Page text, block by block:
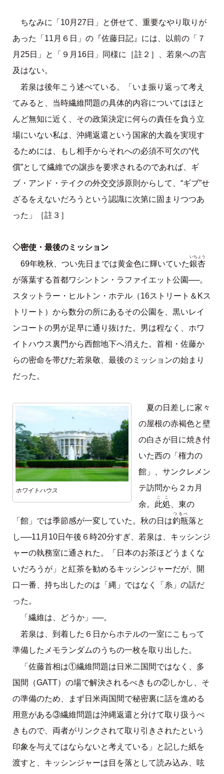
ちなみに「10月27日」と併せて、重要なやり取りが
あった「11月６日」の『佐藤日記』には、以前の「７
月25日」と「９月16日」同様に［註２］、若泉への言
及はない。
若泉は後年こう述べている。「いま振り返って考え
てみると、当時繊維問題の具体的内容についてはほと
んど無知に近く、その政策決定に何らの責任を負う立
場にいない私は、沖縄返還という国家的大義を実現す
るためには、もし相手からそれへの必須不可欠の“代
償”として繊維での譲歩を要求されるのであれば、ギ
ブ・アンド・テイクの外交交渉原則からして、“ギブ”せ
ざるをえないだろうという認識に次第に固まりつつあ
った」［註３］
◇密使・最後のミッション
69年晩秋、つい先日までは黄金色に輝いていた銀杏
いちょう
が落葉する首都ワシントン・ラファイエット公園──。
スタットラー・ヒルトン・ホテル（16ストリート＆Kス
トリート）から数分の所にあるその公園を、黒いレイ
ンコートの男が足早に通り抜けた。男は程なく、ホワ
イトハウス裏門から西館地下へ消えた。首相・佐藤か
らの密命を帯びた若泉敬、最後のミッションの始まり
だった。
ホワイトハウス
夏の日差しに家々
の屋根の赤褐色と壁
の白さが目に焼き付
いた西の「権力の
館」、サンクレメン
テ訪問から２カ月
余。 此処
ここ
、東の
「館」では季節感が一変していた。秋の日は釣瓶
つるべ
落と
し──11月10日午後６時20分すぎ、若泉は、キッシンジ
ャーの執務室に通された。「日本のお茶ほどうまくな
いだろうが」と紅茶を勧めるキッシンジャーだが、開
口一番、持ち出したのは「縄」ではなく「糸」の話だ
った。
「繊維は、どうか」──。
若泉は、到着した６日からホテルの一室にこもって
準備したメモランダムのうちの一枚を取り出した。
「佐藤首相は①繊維問題は日米二国間ではなく、多
国間（GATT）の場で解決されるべきもの②しかし、そ
の準備のため、まず日米両国間で秘密裏に話を進める
用意がある③繊維問題は沖縄返還と分けて取り扱うべ
きもので、両者がリンクされて取り引きされたという
印象を与えてはならないと考えている」と記した紙を
渡すと、キッシンジャーは目を落として読み込み、呟